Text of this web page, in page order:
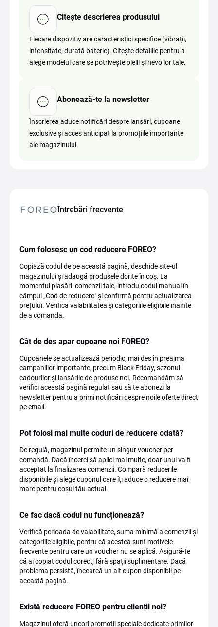
Citește descrierea produsului
Fiecare dispozitiv are caracteristici specifice (vibrații,
intensitate, durată baterie). Citește detaliile pentru a
alege modelul care se potrivește pielii și nevoilor tale.
Abonează-te la newsletter
Înscrierea aduce notificări despre lansări, cupoane
exclusive și acces anticipat la promoțiile importante
ale magazinului.
Întrebări frecvente
Cum folosesc un cod reducere FOREO?
Copiază codul de pe această pagină, deschide site-ul
magazinului și adaugă produsele dorite în coș. La
momentul plasării comenzii tale, introdu codul manual în
câmpul „Cod de reducere" și confirmă pentru actualizarea
prețului. Verifică valabilitatea și categoriile eligibile înainte
de a comanda.
Cât de des apar cupoane noi FOREO?
Cupoanele se actualizează periodic, mai des în preajma
campaniilor importante, precum Black Friday, sezonul
cadourilor și lansările de produse noi. Recomandăm să
verifici această pagină regulat sau să te abonezi la
newsletter pentru a primi notificări despre noile oferte direct
pe email.
Pot folosi mai multe coduri de reducere odată?
De regulă, magazinul permite un singur voucher per
comandă. Dacă încerci să aplici mai multe, doar unul va fi
acceptat la finalizarea comenzii. Compară reducerile
disponibile și alege cuponul care îți aduce o reducere mai
mare pentru coșul tău actual.
Ce fac dacă codul nu funcționează?
Verifică perioada de valabilitate, suma minimă a comenzii și
categoriile eligibile, pentru că acestea sunt motivele
frecvente pentru care un voucher nu se aplică. Asigură-te
că ai copiat codul corect, fără spații suplimentare. Dacă
problema persistă, încearcă un alt cupon disponibil pe
această pagină.
Există reducere FOREO pentru clienții noi?
Magazinul oferă uneori promoții speciale dedicate primilor